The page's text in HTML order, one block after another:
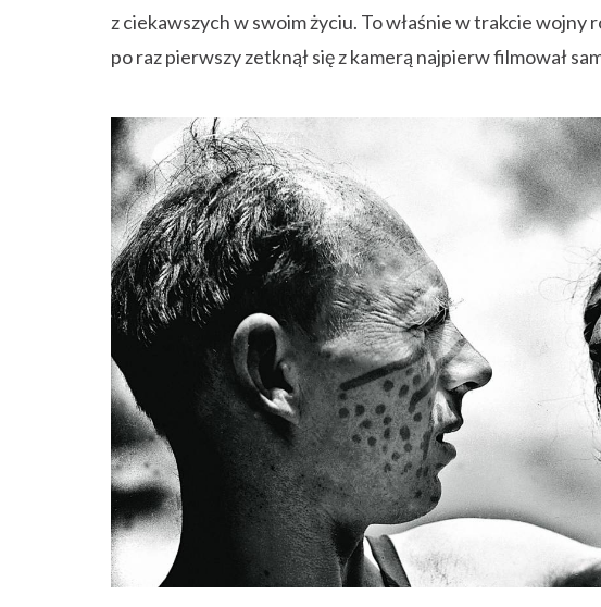
z ciekawszych w swoim życiu. To właśnie w trakcie wojny
po raz pierwszy zetknął się z kamerą najpierw filmował